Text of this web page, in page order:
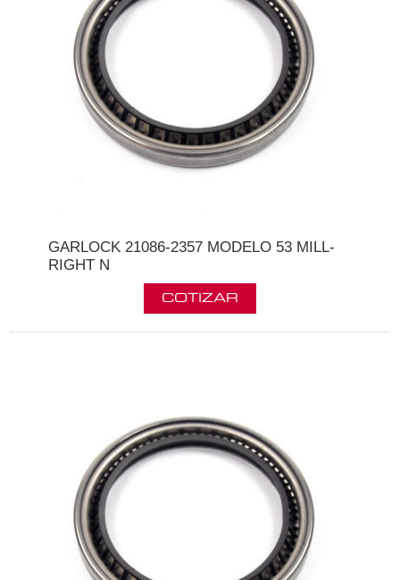
GARLOCK 21086-2357 MODELO 53 MILL-
RIGHT N